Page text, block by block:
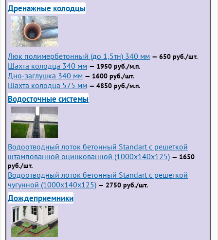
Дренажные колодцы
Люк полимербетонный (до 1,5тн) 340 мм — 650 руб./шт.
Шахта колодца 340 мм — 1950 руб./м.п.
Дно-заглушка 340 мм — 1600 руб./шт.
Шахта колодца 575 мм — 4850 руб./м.п.
Водосточные системы
Водоотводный лоток бетонный Standart с решеткой
штампованной оцинкованной (1000x140x125) — 1650
руб./шт.
Водоотводный лоток бетонный Standart с решеткой
чугунной (1000x140x125) — 2750 руб./шт.
Дождеприемники